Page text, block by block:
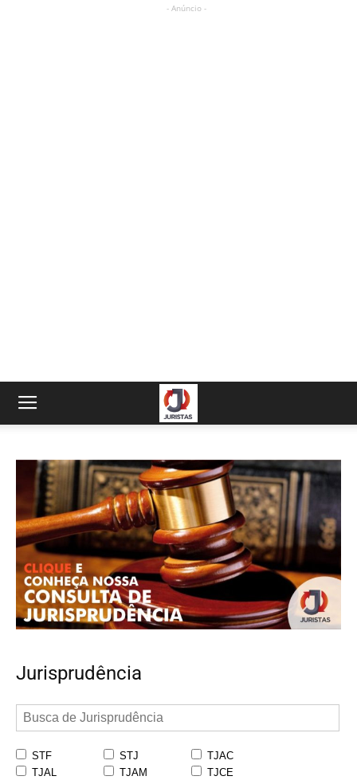
- Anúncio -
Jurisprudência
STF STJ
TJAC
TJAL
TJAM
TJCE